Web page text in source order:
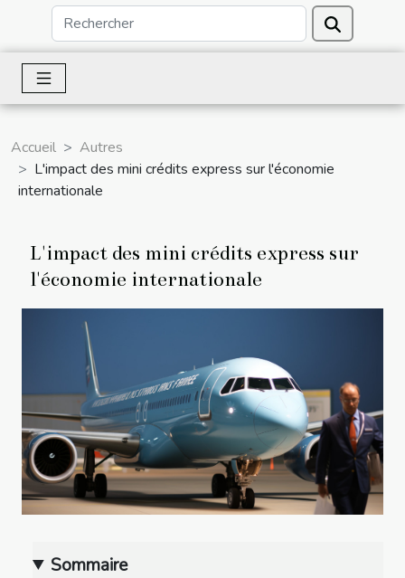
Accueil
Autres
L'impact des mini crédits express sur l'économie
internationale
L'impact des mini crédits express sur
l'économie internationale
Sommaire